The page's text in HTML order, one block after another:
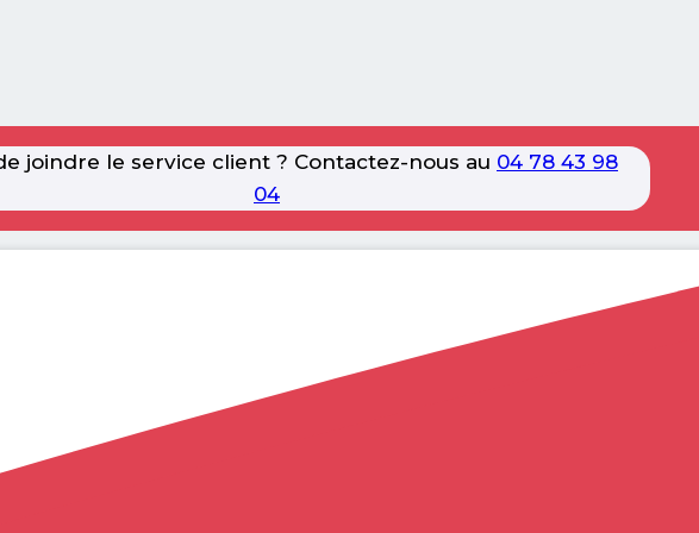
joindre le service client ? Contactez-nous au 04 78 43 98
04